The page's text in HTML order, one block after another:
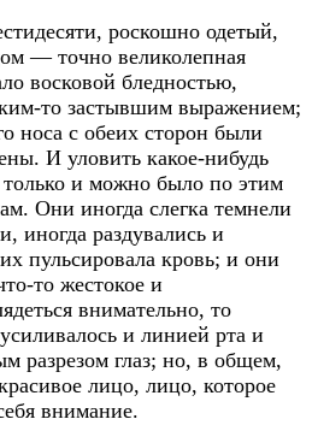
роскошно одетый,
— точно великолепная
восковой бледностью,
то застывшим выражением;
носа с обеих сторон были
И уловить какое-нибудь
и можно было по этим
Они иногда слегка темнели
иногда раздувались и
пульсировала кровь; и они
то жестокое и
внимательно, то
и линией рта и
разрезом глаз; но, в общем,
лицо, лицо, которое
внимание.